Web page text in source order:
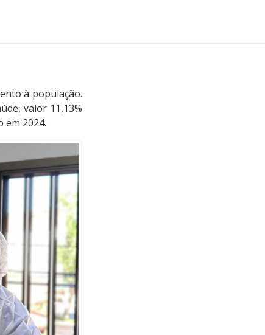
à população.
valor 11,13%
em 2024.